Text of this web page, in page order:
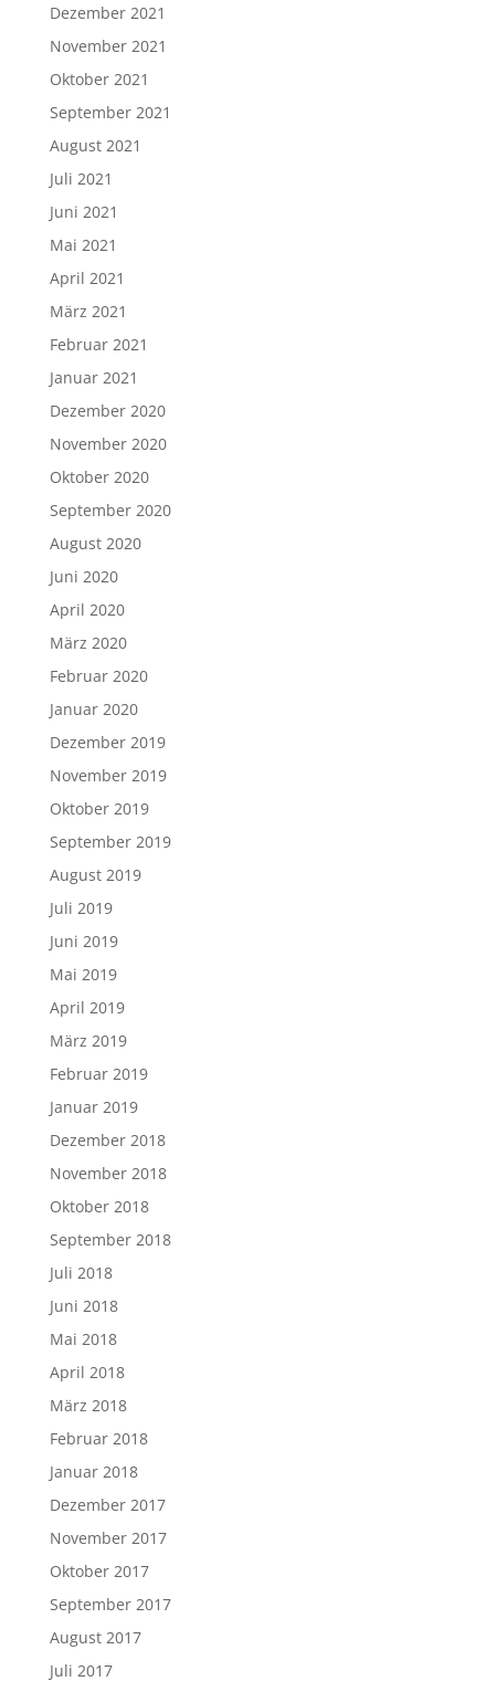
Dezember 2021
November 2021
Oktober 2021
September 2021
August 2021
Juli 2021
Juni 2021
Mai 2021
April 2021
März 2021
Februar 2021
Januar 2021
Dezember 2020
November 2020
Oktober 2020
September 2020
August 2020
Juni 2020
April 2020
März 2020
Februar 2020
Januar 2020
Dezember 2019
November 2019
Oktober 2019
September 2019
August 2019
Juli 2019
Juni 2019
Mai 2019
April 2019
März 2019
Februar 2019
Januar 2019
Dezember 2018
November 2018
Oktober 2018
September 2018
Juli 2018
Juni 2018
Mai 2018
April 2018
März 2018
Februar 2018
Januar 2018
Dezember 2017
November 2017
Oktober 2017
September 2017
August 2017
Juli 2017